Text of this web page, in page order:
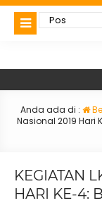
Anda ada di :
Nasional 2019
KEGIATAN
HARI KE-4: